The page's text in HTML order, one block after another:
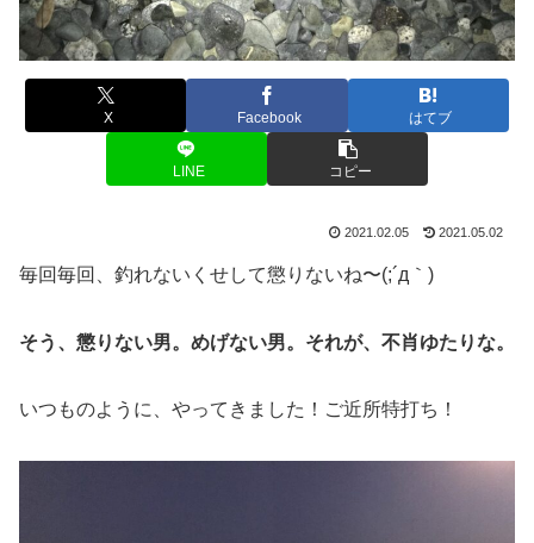
X Facebook はてブ
LINE コピー
2021.02.05 2021.05.02
毎回毎回、釣れないくせして懲りないね〜(;´д｀)
そう、懲りない男。めげない男。それが、不肖ゆたりな。
いつものように、やってきました！ご近所特打ち！